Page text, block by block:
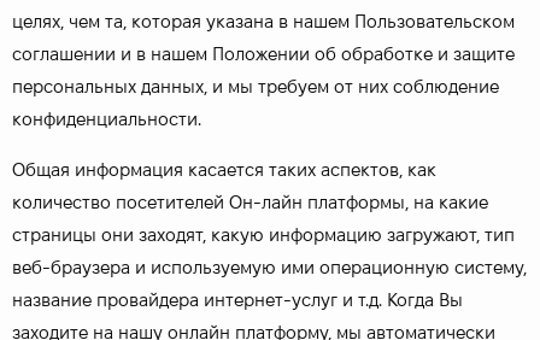
целях, чем та, которая указана в нашем Пользовательском
соглашении и в нашем Положении об обработке и защите
персональных данных, и мы требуем от них соблюдение
конфиденциальности.
Общая информация касается таких аспектов, как
количество посетителей Он-лайн платформы, на какие
страницы они заходят, какую информацию загружают, тип
веб-браузера и используемую ими операционную систему,
название провайдера интернет-услуг и т.д. Когда Вы
заходите на нашу онлайн платформу, мы автоматически